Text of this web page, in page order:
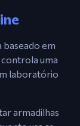
em
uma
laboratório
armadilhas